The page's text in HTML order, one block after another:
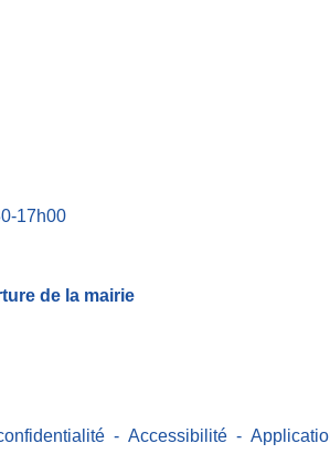
17h00
de la mairie
- Accessibilité -